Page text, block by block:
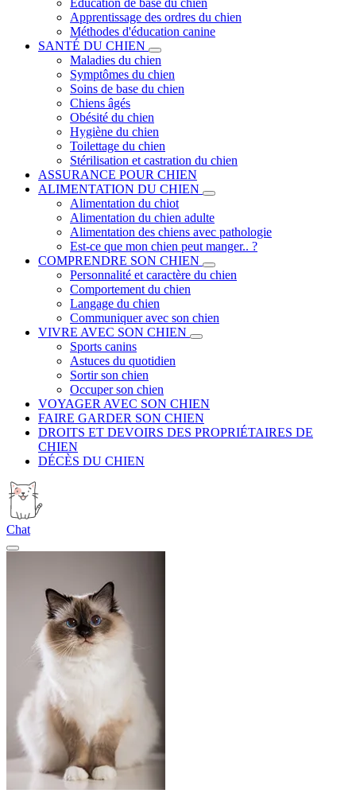
Education de base du chien
Apprentissage des ordres du chien
Méthodes d'éducation canine
SANTÉ DU CHIEN
Maladies du chien
Symptômes du chien
Soins de base du chien
Chiens âgés
Obésité du chien
Hygiène du chien
Toilettage du chien
Stérilisation et castration du chien
ASSURANCE POUR CHIEN
ALIMENTATION DU CHIEN
Alimentation du chiot
Alimentation du chien adulte
Alimentation des chiens avec pathologie
Est-ce que mon chien peut manger.. ?
COMPRENDRE SON CHIEN
Personnalité et caractère du chien
Comportement du chien
Langage du chien
Communiquer avec son chien
VIVRE AVEC SON CHIEN
Sports canins
Astuces du quotidien
Sortir son chien
Occuper son chien
VOYAGER AVEC SON CHIEN
FAIRE GARDER SON CHIEN
DROITS ET DEVOIRS DES PROPRIÉTAIRES DE
CHIEN
DÉCÈS DU CHIEN
Chat